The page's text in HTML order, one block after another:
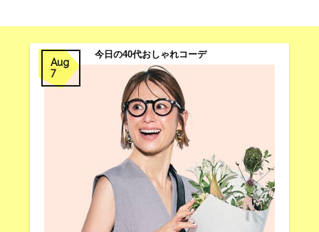
Aug
7
今日の40代おしゃれコーデ